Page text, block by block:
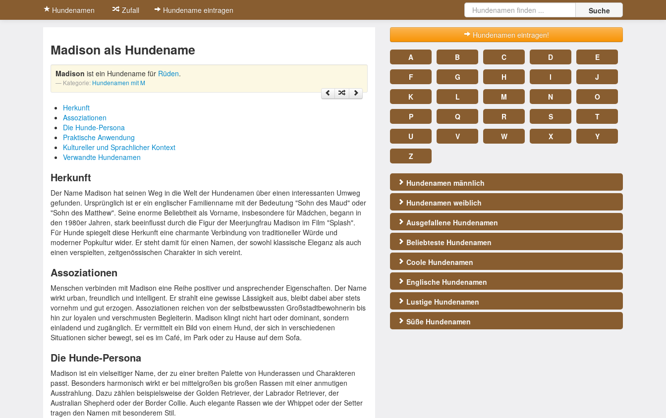
Hundenamen Zufall Hundename eintragen Suche
Madison als Hundename
Madison ist ein Hundename für Rüden.
Kategorie: Hundenamen mit M
Herkunft
Assoziationen
Die Hunde-Persona
Praktische Anwendung
Kultureller und Sprachlicher Kontext
Verwandte Hundenamen
Herkunft
Der Name Madison hat seinen Weg in die Welt der Hundenamen über einen interessanten Umweg
gefunden. Ursprünglich ist er ein englischer Familienname mit der Bedeutung "Sohn des Maud" oder
"Sohn des Matthew". Seine enorme Beliebtheit als Vorname, insbesondere für Mädchen, begann in
den 1980er Jahren, stark beeinflusst durch die Figur der Meerjungfrau Madison im Film "Splash".
Für Hunde spiegelt diese Herkunft eine charmante Verbindung von traditioneller Würde und
moderner Popkultur wider. Er steht damit für einen Namen, der sowohl klassische Eleganz als auch
einen verspielten, zeitgenössischen Charakter in sich vereint.
Assoziationen
Menschen verbinden mit Madison eine Reihe positiver und ansprechender Eigenschaften. Der Name
wirkt urban, freundlich und intelligent. Er strahlt eine gewisse Lässigkeit aus, bleibt dabei aber stets
vornehm und gut erzogen. Assoziationen reichen von der selbstbewussten Großstadtbewohnerin bis
hin zur loyalen und verschmusten Begleiterin. Madison klingt nicht hart oder dominant, sondern
einladend und zugänglich. Er vermittelt ein Bild von einem Hund, der sich in verschiedenen
Situationen sicher bewegt, sei es im Café, im Park oder zu Hause auf dem Sofa.
Die Hunde-Persona
Madison ist ein vielseitiger Name, der zu einer breiten Palette von Hunderassen und Charakteren
passt. Besonders harmonisch wirkt er bei mittelgroßen bis großen Rassen mit einer anmutigen
Ausstrahlung. Dazu zählen beispielsweise der Golden Retriever, der Labrador Retriever, der
Australian Shepherd oder der Border Collie. Auch elegante Rassen wie der Whippet oder der Setter
tragen den Namen mit besonderem Stil.
Hundenamen eintragen!
A B C D
E
F
G H I
J
K
L M N
O
P
Q R S
T
U
V W X
Y
Z
Hundenamen männlich
Hundenamen weiblich
Ausgefallene Hundenamen
Beliebteste Hundenamen
Coole Hundenamen
Englische Hundenamen
Lustige Hundenamen
Süße Hundenamen